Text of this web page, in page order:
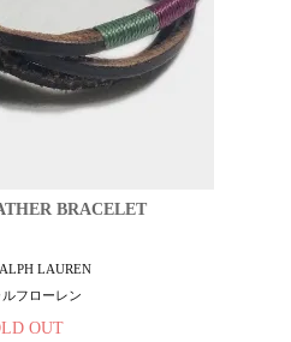
BRACELET
LAUREN
ルフローレン
OUT